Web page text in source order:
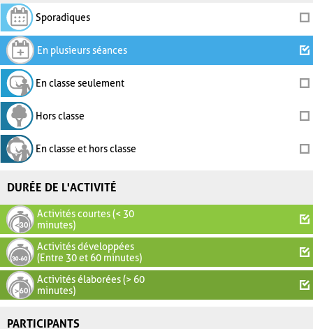
Sporadiques
En plusieurs séances
En classe seulement
Hors classe
En classe et hors classe
DURÉE DE L'ACTIVITÉ
Activités courtes (< 30
minutes)
Activités développées
(Entre 30 et 60 minutes)
Activités élaborées (> 60
minutes)
PARTICIPANTS